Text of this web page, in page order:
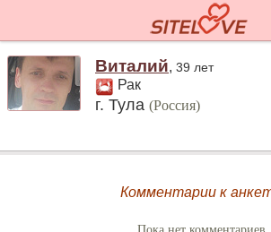
Виталий, 39 лет
Рак
г. Тула (Россия)
Комментарии к